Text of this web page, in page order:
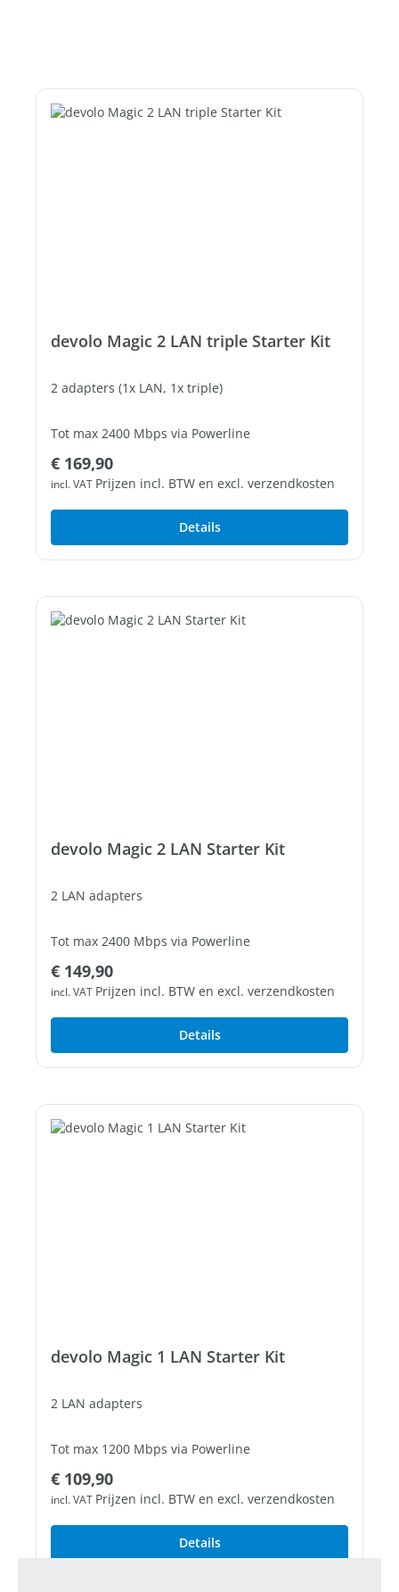
devolo Magic 2 LAN triple Starter Kit
2 adapters (1x LAN, 1x triple)
Tot max 2400 Mbps via Powerline
3 vrije Gigabit LAN poorten
Normale prijs:
€ 169,90
incl. VAT Prijzen incl. BTW en excl. verzendkosten
Details
devolo Magic 2 LAN Starter Kit
2 LAN adapters
Tot max 2400 Mbps via Powerline
1 vrije Gigabit LAN poort
Normale prijs:
€ 149,90
incl. VAT Prijzen incl. BTW en excl. verzendkosten
Details
devolo Magic 1 LAN Starter Kit
2 LAN adapters
Tot max 1200 Mbps via Powerline
1 vrije Gigabit LAN poort
Normale prijs:
€ 109,90
incl. VAT Prijzen incl. BTW en excl. verzendkosten
Details